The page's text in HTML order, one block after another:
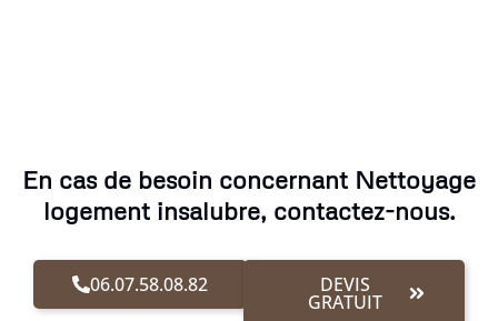
En cas de besoin concernant Nettoyage
logement insalubre, contactez-nous.
06.07.58.08.82 DEVIS
GRATUIT